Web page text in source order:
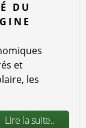
DU
et
les
Lire la suite..